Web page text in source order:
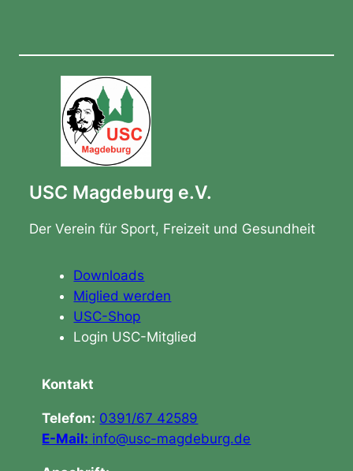
USC Magdeburg e.V.
Der Verein für Sport, Freizeit und Gesundheit
Downloads
Miglied werden
USC-Shop
Login USC-Mitglied
Kontakt
Telefon: 0391/67 42589
E-Mail: info@usc-magdeburg.de